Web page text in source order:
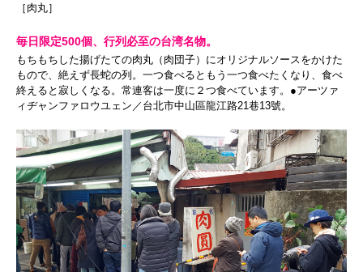
［肉丸］
毎日限定500個、行列必至の台湾名物。
もちもちした揚げたての肉丸（肉団子）にオリジナルソースをかけた
もので、絶えず長蛇の列。一つ食べるともう一つ食べたくなり、食べ
終えると寂しくなる。常連客は一度に２つ食べています。●アーツァ
ィヂャンファロウユェン／台北市中山區龍江路21巷13號。